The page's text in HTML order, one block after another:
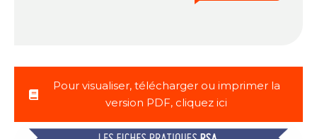
Pour visualiser, télécharger ou imprimer la
version PDF, cliquez ici